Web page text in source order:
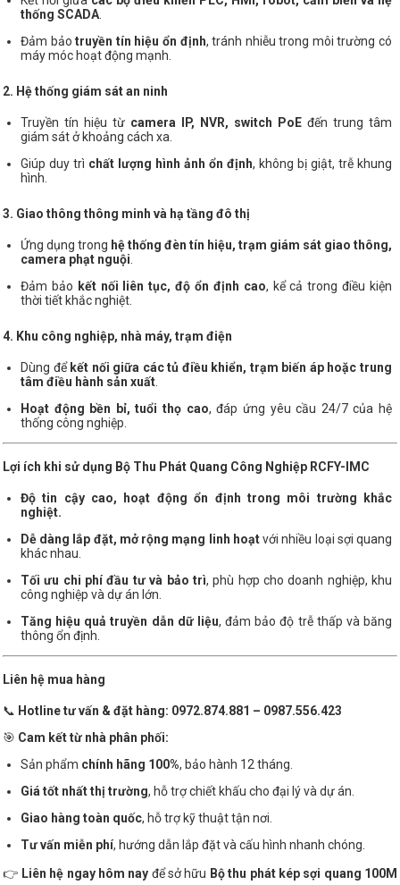
thống SCADA
Đảm bảotruyền tín hiệu ổn định, tránh nhiễu trong môi trường có
máy móc hoạt động mạnh.
2. Hệ thống giám sát an ninh
Truyền tín hiệu từ camera IP, NVR, switch PoE đến trung tâm
giám sát ở khoảng cách xa.
Giúp duy trì chất lượng hình ảnh ổn định, không bị giật, trễ khung
hình.
3. Giao thông thông minh và hạ tầng đô thị
Ứng dụng trong hệ thống đèn tín hiệu, trạm giám sát giao thông,
camera phạt nguội
Đảm bảo kết nối liên tục, độ ổn định cao, kể cả trong điều kiện
thời tiết khắc nghiệt.
4. Khu công nghiệp, nhà máy, trạm điện
Dùng để kết nối giữa các tủ điều khiển, trạm biến áp hoặc trung
tâm điều hành sản xuất
Hoạt động bền bỉ, tuổi thọ cao, đáp ứng yêu cầu 24/7 của hệ
thống công nghiệp.
Lợi ích khi sử dụng Bộ Thu Phát Quang Công Nghiệp RCFY-IMC
Độ tin cậy cao, hoạt động ổn định trong môi trường khắc
nghiệt.
Dễ dàng lắp đặt, mở rộng mạng linh hoạtvới nhiều loại sợi quang
khác nhau.
Tối ưu chi phí đầu tư và bảo trì, phù hợp cho doanh nghiệp, khu
công nghiệp và dự án lớn.
Tăng hiệu quả truyền dẫn dữ liệu, đảm bảo độ trễ thấp và băng
thông ổn định.
Liên hệ mua hàng
📞 Hotline tư vấn & đặt hàng: 0972.874.881 – 0987.556.423
🎯 Cam kết từ nhà phân phối:
Sản phẩm chính hãng 100%, bảo hành 12 tháng.
Giá tốt nhất thị trường, hỗ trợ chiết khấu cho đại lý và dự án.
Giao hàng toàn quốc, hỗ trợ kỹ thuật tận nơi.
Tư vấn miễn phí, hướng dẫn lắp đặt và cấu hình nhanh chóng.
👉 Liên hệ ngay hôm nay để sở hữu Bộ thu phát kép sợi quang 100M